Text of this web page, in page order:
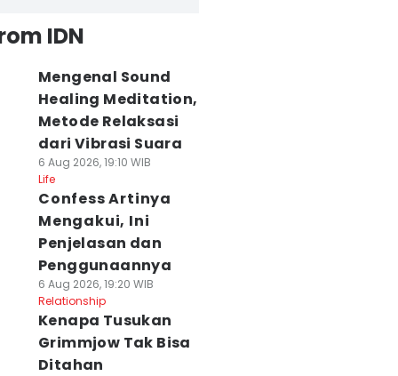
IDN
Mengenal Sound
Healing Meditation,
Metode Relaksasi
dari Vibrasi Suara
6 Aug 2026, 19:10 WIB
Life
Confess Artinya
Mengakui, Ini
Penjelasan dan
Penggunaannya
6 Aug 2026, 19:20 WIB
Relationship
Kenapa Tusukan
Grimmjow Tak Bisa
Ditahan